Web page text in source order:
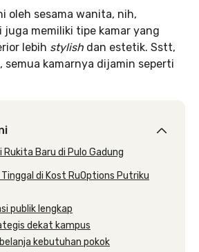
oleh sesama wanita, nih,
juga memiliki tipe kamar yang
lebih stylish dan estetik. Sstt,
semua kamarnya dijamin seperti
Baru di Pulo Gadung
di Kost RuOptions Putriku
publik lengkap
dekat kampus
kebutuhan pokok